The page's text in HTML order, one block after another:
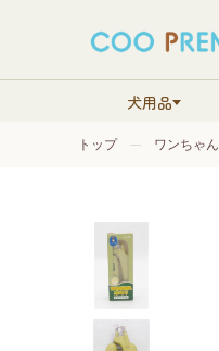
犬用品
トップ ワンちゃん